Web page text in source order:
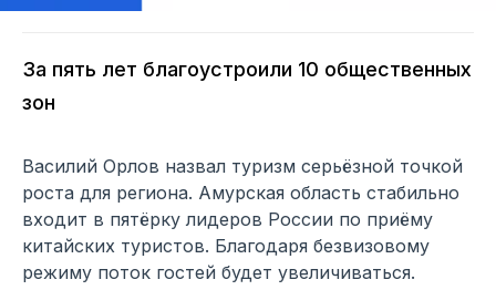
За пять лет благоустроили 10 общественных
зон
Василий Орлов назвал туризм серьёзной точкой
роста для региона. Амурская область стабильно
входит в пятёрку лидеров России по приёму
китайских туристов. Благодаря безвизовому
режиму поток гостей будет увеличиваться.